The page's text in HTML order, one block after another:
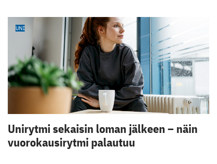
UNI
Unirytmi sekaisin loman jälkeen – näin
vuorokausirytmi palautuu